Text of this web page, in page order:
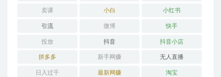
卖课 小白 小红书
引流 微博 快手
投放 抖音 抖音小店
拼多多 新手网赚 无人直播
日入过千 最新网赚 淘宝